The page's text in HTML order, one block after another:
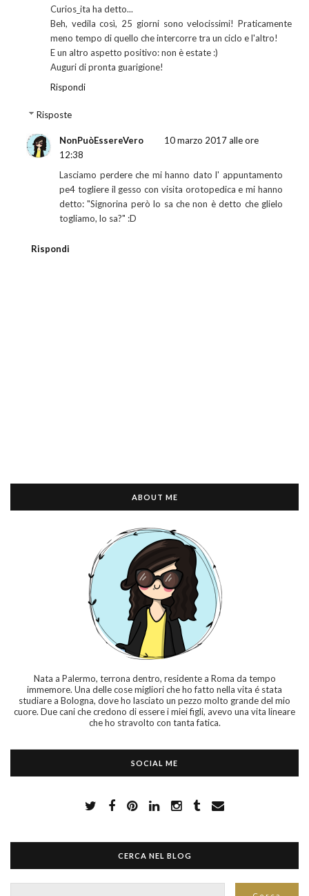
Curios_ita ha detto...
Beh, vedila così, 25 giorni sono velocissimi! Praticamente
meno tempo di quello che intercorre tra un ciclo e l'altro!
E un altro aspetto positivo: non è estate :)
Auguri di pronta guarigione!
Rispondi
Risposte
NonPuòEssereVero
10 marzo 2017 alle ore
12:38
Lasciamo perdere che mi hanno dato l' appuntamento
pe4 togliere il gesso con visita orotopedica e mi hanno
detto: "Signorina però lo sa che non è detto che glielo
togliamo, lo sa?" :D
Rispondi
ABOUT ME
Nata a Palermo, terrona dentro, residente a Roma da tempo
immemore. Una delle cose migliori che ho fatto nella vita é stata
studiare a Bologna, dove ho lasciato un pezzo molto grande del mio
cuore. Due cani che credono di essere i miei figli, avevo una vita lineare
che ho stravolto con tanta fatica.
SOCIAL ME
CERCA NEL BLOG